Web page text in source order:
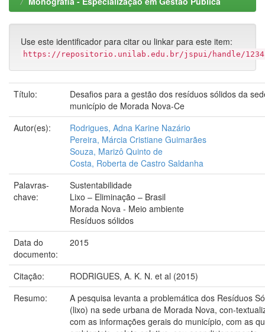
Use este identificador para citar ou linkar para este item:
https://repositorio.unilab.edu.br/jspui/handle/
Título:
Desafios para a gestão dos resíduos sólidos da
município de Morada Nova-Ce
Autor(es):
Rodrigues, Adna Karine Nazário
Pereira, Márcia Cristiane Guimarães
Souza, Marizô Quinto de
Costa, Roberta de Castro Saldanha
Palavras-
chave:
Sustentabilidade
Lixo – Eliminação – Brasil
Morada Nova - Meio ambiente
Resíduos sólidos
Data do
documento:
2015
Citação:
RODRIGUES, A. K. N. et al (2015)
Resumo:
A pesquisa levanta a problemática dos Resíduos
(lixo) na sede urbana de Morada Nova, con-
com as informações gerais do município, com as